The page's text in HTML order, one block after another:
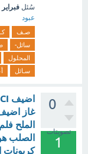
سُئل فبراير 7
عبود
صـف
سائل-
المحلول
سـائل
0
تصويتات
1
الملح
الصلب
كربونات